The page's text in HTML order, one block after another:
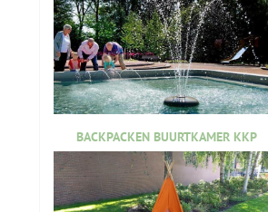
BACKPACKEN BUURTKAMER KKP